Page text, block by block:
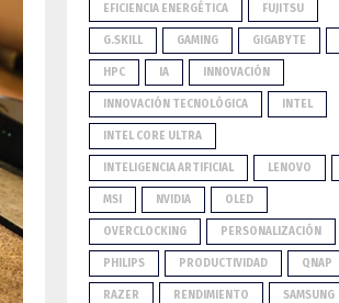
EFICIENCIA ENERGÉTICA FUJITSU
G.SKILL GAMING GIGABYTE
HPC IA INNOVACIÓN
INNOVACIÓN TECNOLÓGICA INTEL
INTEL CORE ULTRA
INTELIGENCIA ARTIFICIAL LENOVO
MSI NVIDIA OLED
OVERCLOCKING PERSONALIZACIÓN
PHILIPS PRODUCTIVIDAD QNAP
RAZER RENDIMIENTO SAMSUNG